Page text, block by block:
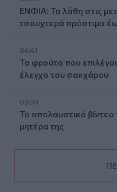
ΕΝΦΙΑ: Τα λάθη στις
τσουχτερά πρόστιμα
04:41
Τα φρούτα που
έλεγχο του σακχάρου
03:34
Το απολαυστικό
μητέρα της